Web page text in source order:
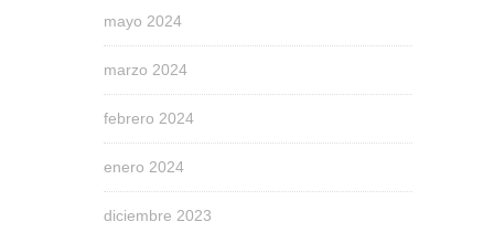
mayo 2024
marzo 2024
febrero 2024
enero 2024
diciembre 2023